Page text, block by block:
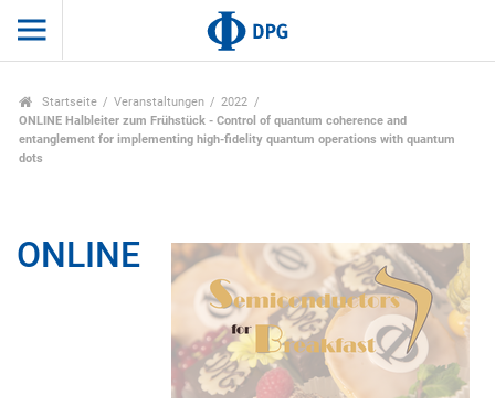
Startseite Veranstaltungen
2022
ONLINE Halbleiter zum Frühstück - Control of quantum coherence and
entanglement for implementing high-fidelity quantum operations with quantum
dots
ONLINE